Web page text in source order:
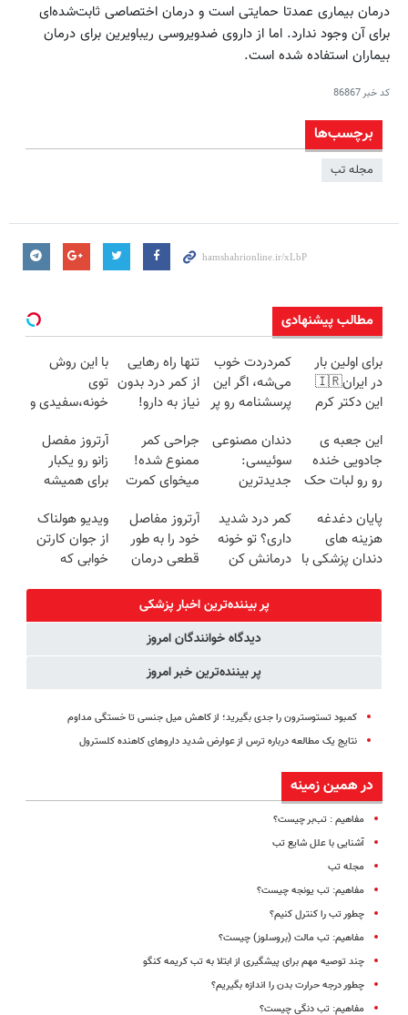
درمان بیماری عمدتا حمایتی است و درمان اختصاصی ثابت‌شده‌ای
برای آن وجود ندارد. اما از داروی ضدویروسی ریباویرین برای درمان
بیماران استفاده شده است.
کد خبر86867
برچسب‌ها
مجله تب
مطالب پیشنهادی
برای اولین بار
در ایران🇮🇷
این دکتر کرم
روزه ساخت!
کمردردت خوب
می‌شه، اگر این
پرسشنامه رو پر
تنها راه رهایی
از کمر درد بدون
نیاز به دارو!
با این روش
توی
خونه،سفیدی و
برگردون
(40%off)
این جعبه ی
جادویی خنده
رو رو لبات حک
خرید40%تخفیف
دندان مصنوعی
سوئیسی:
جدیدترین
سبک و مقاوم |
پرداخت قسطی
جراحی کمر
ممنوع شده!
میخوای کمرت
درمان کنی؟
((پرسش‌نامه))
آرتروز مفصل
زانو رو یکبار
برای همیشه
◗پرسش‌نامه◖
پایان دغدغه
هزینه های
دندان پزشکی با
کمر درد شدید
داری؟ تو خونه
درمانش کن
رو پرکن)
آرتروز مفاصل
خود را به طور
قطعی درمان
◗پرسش‌نامه◖
ویدیو هولناک
از جوان کارتن
خوابی که
پر بیننده‌ترین اخبار پزشکی
دیدگاه خوانندگان امروز
پر بیننده‌ترین خبر امروز
کمبود تستوسترون را جدی بگیرید؛ از کاهش میل جنسی تا خستگی مداوم
نتایج یک مطالعه درباره ترس از عوارض شدید داروهای کاهنده کلسترول
در همین زمینه
مفاهیم : تب‌بر چیست؟
آشنایی با علل شایع تب
مجله تب
مفاهیم: تب یونجه چیست؟
چطور تب را کنترل کنیم؟
مفاهیم: تب مالت (بروسلوز) چیست؟
چند توصیه مهم برای پیشگیری از ابتلا به تب کریمه کنگو
چطور درجه حرارت بدن را اندازه بگیریم؟
مفاهیم: تب دنگی چیست؟